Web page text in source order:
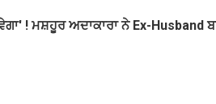
! ਮਸ਼ਹੂਰ ਅਦਾਕਾਰਾ ਨੇ Ex-Husband